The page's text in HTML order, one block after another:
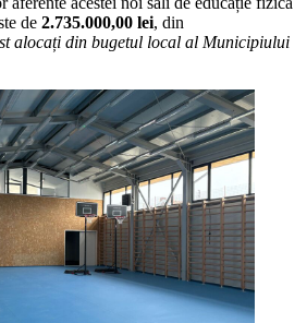
de 2.735.000,00 lei, din
alocați din bugetul local al Municipiului